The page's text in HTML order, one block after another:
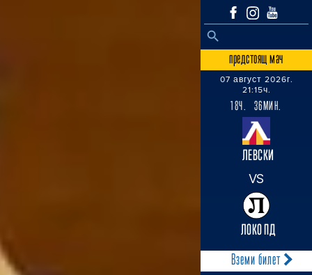
Search
SEARCH BUTTON
предстоящ мач
07 август 2026г.
21:15ч.
18Ч. 36МИН.
ЛЕВСКИ
VS
ЛОКО ПД
Вземи билет